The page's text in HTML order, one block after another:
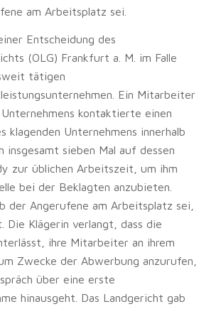
am Arbeitsplatz sei.
Entscheidung des
(OLG) Frankfurt a. M. im Falle
tätigen
Ein Mitarbeiter
kontaktierte einen
klagenden Unternehmens innerhalb
insgesamt sieben Mal auf dessen
zur üblichen Arbeitszeit, um ihm
bei der Beklagten anzubieten.
der Angerufene am Arbeitsplatz sei,
Die Klägerin verlangt, dass die
ihre Mitarbeiter an ihrem
Zwecke der Abwerbung anzurufen,
über eine erste
hinausgeht. Das Landgericht gab